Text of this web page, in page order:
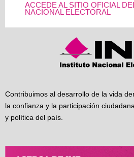
ACCEDE AL SITIO OFICIAL
NACIONAL ELECTORAL
Contribuimos al desarrollo de la vida
la confianza y la participación
y política del país.